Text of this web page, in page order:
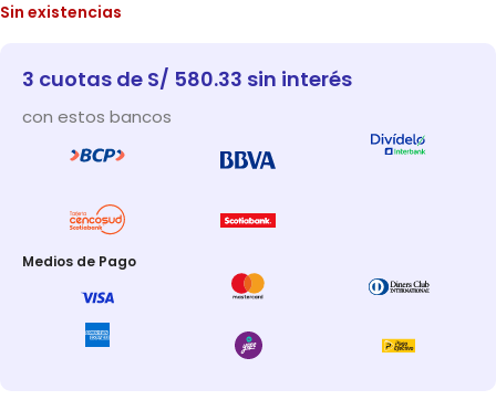
Sin existencias
3 cuotas de S/ 580.33 sin interés
con estos bancos
Medios de Pago